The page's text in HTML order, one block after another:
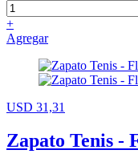
+
Agregar
USD 31,31
Zapato Tenis -